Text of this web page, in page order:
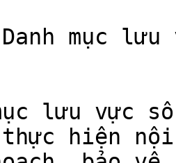
mục lưu
lưu vực
thực hiện